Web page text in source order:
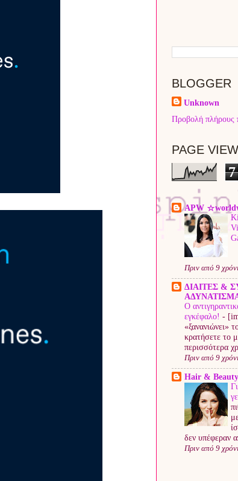
BLOGGER
Unknown
Προβολή πλήρους
PAGE
7
APW
Πριν από 9
ΔΙΑΙΤΕΣ &
Ο
εγκέφαλο! -
«ξανανιώνει»
κρατήσετε το
περισσότερα
Πριν από 9
Hair &
δεν υπέφεραν
Πριν από 9